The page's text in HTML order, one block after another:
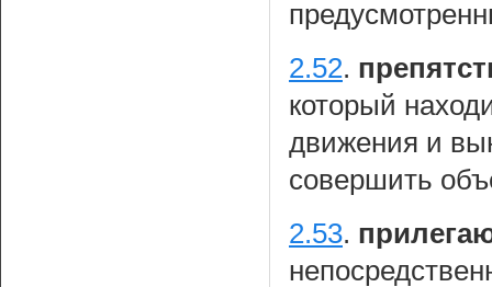
2.52.
который
движения и
совершить
2.53.